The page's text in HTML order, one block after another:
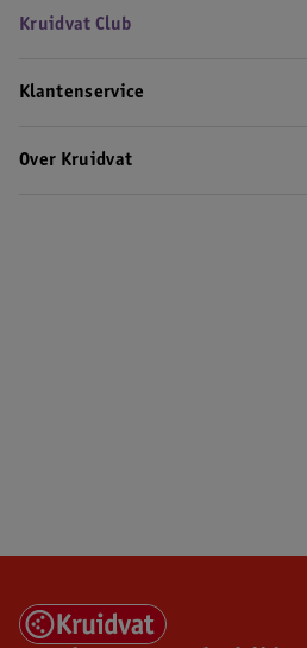
Kruidvat Club
Klantenservice
Over Kruidvat